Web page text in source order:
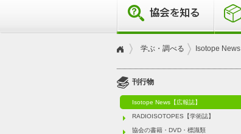
学ぶ・調べる Isotope News
刊行物
Isotope News【広報誌】
RADIOISOTOPES【学術誌】
協会の書籍・DVD・標識類